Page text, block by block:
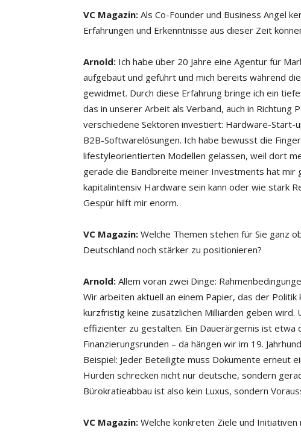
VC Magazin: Als Co-Founder und Business Angel
Erfahrungen und Erkenntnisse aus dieser Zeit
Arnold: Ich habe über 20 Jahre eine Agentur für
aufgebaut und geführt und mich bereits während
gewidmet. Durch diese Erfahrung bringe ich ein
das in unserer Arbeit als Verband, auch in Richtung
verschiedene Sektoren investiert: Hardware-Start-
B2B-Softwarelösungen. Ich habe bewusst die
lifestyleorientierten Modellen gelassen, weil dort
gerade die Bandbreite meiner Investments hat
kapitalintensiv Hardware sein kann oder wie stark
Gespür hilft mir enorm.
VC Magazin: Welche Themen stehen für Sie ganz
Deutschland noch stärker zu positionieren?
Arnold: Allem voran zwei Dinge:
Wir arbeiten aktuell an einem Papier, das der
kurzfristig keine zusätzlichen Milliarden geben
effizienter zu gestalten. Ein Dauerärgernis ist etwa
Finanzierungsrunden – da hängen wir im 19.
Beispiel: Jeder Beteiligte muss Dokumente erneut
Hürden schrecken nicht nur deutsche, sondern
Bürokratieabbau ist also kein Luxus, sondern
VC Magazin: Welche konkreten Ziele und